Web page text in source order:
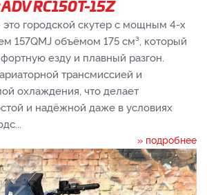
RC150T-15Z
это городской скутер с мощным 4-х
157QMJ объёмом 175 см³, который
езду и плавный разгон.
трансмиссией и
охлаждения, что делает
и надёжной даже в условиях
» подробнее